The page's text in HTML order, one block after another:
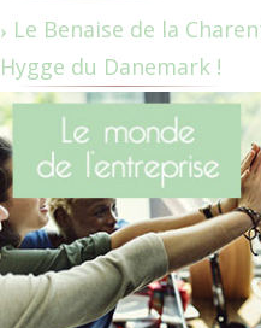
Le Benaise de la
Hygge du Danemark !